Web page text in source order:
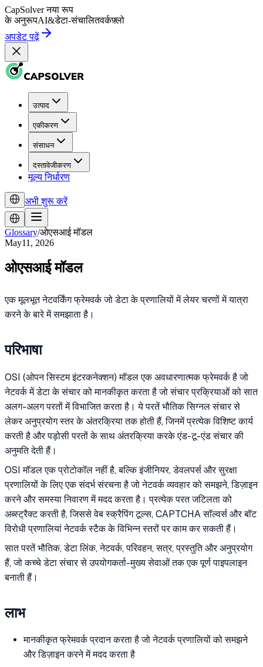
CapSolver नया रूप
के अनुरूपAI&डेटा-संचालितवर्कफ़्लो
अपडेट पढ़ें
उत्पाद
एकीकरण
संसाधन
दस्तावेजीकरण
मूल्य निर्धारण
अभी शुरू करें
Glossary/ओएसआई मॉडल
May11, 2026
ओएसआई मॉडल
एक मूलभूत नेटवर्किंग फ्रेमवर्क जो डेटा के प्रणालियों में लेयर चरणों में यात्रा
करने के बारे में समझाता है।
परिभाषा
OSI (ओपन सिस्टम इंटरकनेक्शन) मॉडल एक अवधारणात्मक फ्रेमवर्क है जो
नेटवर्क में डेटा के संचार को मानकीकृत करता है जो संचार प्रक्रियाओं को सात
अलग-अलग परतों में विभाजित करता है। ये परतें भौतिक सिग्नल संचार से
लेकर अनुप्रयोग स्तर के अंतरक्रिया तक होती हैं, जिनमें प्रत्येक विशिष्ट कार्य
करती है और पड़ोसी परतों के साथ अंतरक्रिया करके एंड-टू-एंड संचार की
अनुमति देती हैं।
OSI मॉडल एक प्रोटोकॉल नहीं है, बल्कि इंजीनियर, डेवलपर्स और सुरक्षा
प्रणालियों के लिए एक संदर्भ संरचना है जो नेटवर्क व्यवहार को समझने, डिज़ाइन
करने और समस्या निवारण में मदद करता है। प्रत्येक परत जटिलता को
अब्स्ट्रैक्ट करती है, जिससे वेब स्क्रैपिंग टूल्स, CAPTCHA सॉल्वर्स और बॉट
विरोधी प्रणालियां नेटवर्क स्टैक के विभिन्न स्तरों पर काम कर सकती हैं।
सात परतें भौतिक, डेटा लिंक, नेटवर्क, परिवहन, सत्र, प्रस्तुति और अनुप्रयोग
हैं, जो कच्चे डेटा संचार से उपयोगकर्ता-मुख्य सेवाओं तक एक पूर्ण पाइपलाइन
बनाती हैं।
लाभ
मानकीकृत फ्रेमवर्क प्रदान करता है जो नेटवर्क प्रणालियों को समझने
और डिज़ाइन करने में मदद करता है